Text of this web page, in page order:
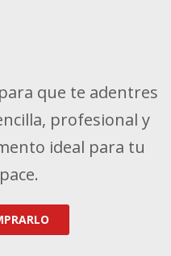
que te adentres
profesional y
ideal para tu